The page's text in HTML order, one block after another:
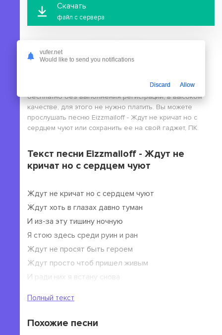
Скачать
файл с сервера
Eizzmailoff - Ждут не кричат но с сердцем чуют
бесплатно без выполнения регистрации, в высоком
качестве, для этого не нужно платить. Вы можете
прослушать песню Eizzmailoff - Ждут не кричат но с
сердцем чуют или сохранить ее на свой гаджет, ПК.
Текст песни Eizzmailoff - Ждут не
кричат но с сердцем чуют
Ждут не кричат но с сердцем чуют
Ждут хоть в глазах давно туман
И из-за эту тишину ночную
Я стою здесь среди руин и ран
Ждут не просят быть героем
Ждут просто чтоб пришел живым
И ради них я встану снова
Полный текст
Похожие песни
vufer.net
Would like to send you notifications
Discard Allow